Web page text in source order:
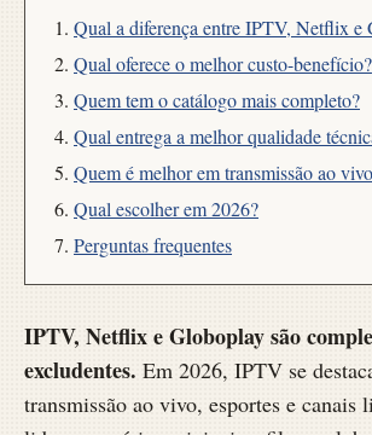
Qual a diferença entre IPTV, Netflix e
Qual oferece o melhor custo-benefício?
Quem tem o catálogo mais completo?
Qual entrega a melhor qualidade
Quem é melhor em transmissão ao
Qual escolher em 2026?
Perguntas frequentes
IPTV, Netflix e Globoplay são
excludentes. Em 2026, IPTV se
transmissão ao vivo, esportes e canais